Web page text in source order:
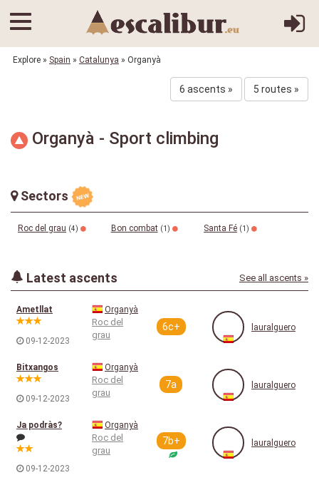
Explore » Spain » Catalunya » Organyà
6 ascents » 5 routes »
Organyà - Sport climbing
Sectors
Roc del grau (4) Bon combat (1) Santa Fé (1)
Latest ascents See all ascents »
Ametllat
09-12-2023
Organyà
Roc del
grau
6c+ lauralguero
Bitxangos
09-12-2023
Organyà
Roc del
grau
7a lauralguero
Ja podràs?
09-12-2023
Organyà
Roc del
grau
7b+ lauralguero